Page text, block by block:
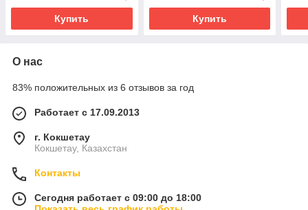
Купить Купить
О нас
83% положительных из 6 отзывов за год
Работает с 17.09.2013
г. Кокшетау
Кокшетау, Казахстан
Контакты
Сегодня работает с 09:00 до 18:00